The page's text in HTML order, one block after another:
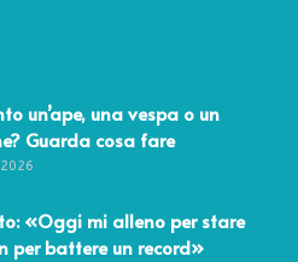
un’ape, una vespa o un
Guarda cosa fare
«Oggi mi alleno per stare
per battere un record»